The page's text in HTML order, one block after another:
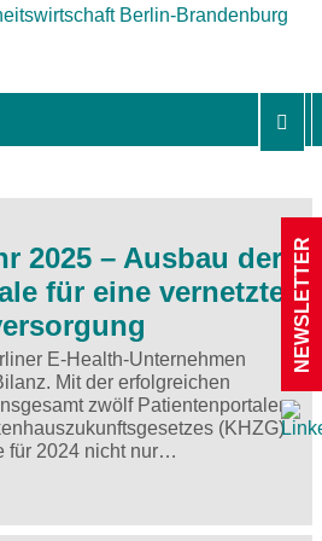
2025 – Ausbau der
für eine vernetzte
E-Health-Unternehmen
Mit der erfolgreichen
zwölf Patientenportalen
(KHZG)
für 2024 nicht nur…
NEWSLETTER